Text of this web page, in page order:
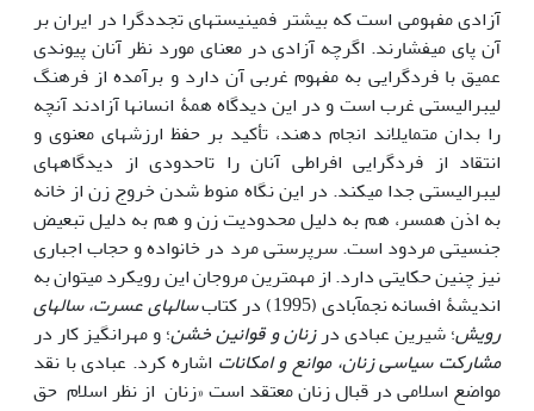
آزادی مفهومی است که بیشتر فمینیست‏های تجددگرا در ایران بر
آن پای می‏فشارند. اگرچه آزادی در معنای مورد نظر آنان پیوندی
عمیق با فردگرایی به مفهوم غربی آن دارد و برآمده از فرهنگ
لیبرالیستی غرب است و در این دیدگاه همۀ انسان‏ها آزادند آنچه
را بدان متمایل‏اند انجام دهند، تأکید بر حفظ ارزش‏های معنوی و
انتقاد از فردگرایی افراطی آنان را تاحدودی از دیدگاه‏های
لیبرالیستی جدا می‏کند. در این نگاه منوط شدن خروج زن از خانه
به اذن همسر، هم به دلیل محدودیت زن و هم به دلیل تبعیض‏
جنسیتی مردود است. سرپرستی مرد در خانواده و حجاب اجباری
نیز چنین حکایتی دارد. از مهم‏ترین مروجان این رویکرد می­توان به
اندیشۀ افسانه نجم‏آبادی (1995) در کتاب
سال‏های عسرت، سال‏های
رویش؛ شیرین عبادی درزنان و قوانین خشن؛ و مهرانگیز کار در
مشارکت سیاسی زنان، موانع و امکانات اشاره کرد. عبادی با نقد
مواضع اسلامی در قبال زنان معتقد است «زنان از نظر اسلام حق